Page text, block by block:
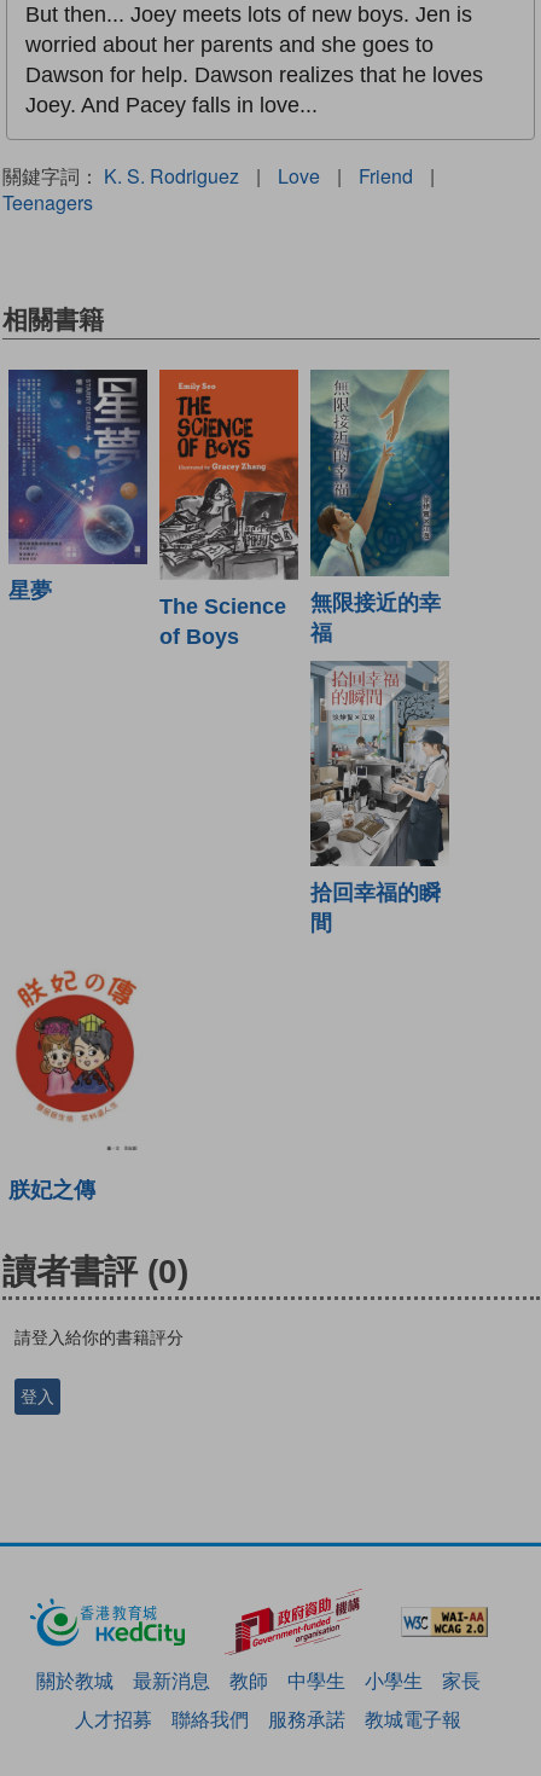
But then... Joey meets lots of new boys. Jen is
worried about her parents and she goes to
Dawson for help. Dawson realizes that he loves
Joey. And Pacey falls in love...
關鍵字詞： K. S. Rodriguez | Love | Friend
|
Teenagers
相關書籍
星夢
The Science
of Boys
無限接近的幸
福
拾回幸福的瞬
間
朕妃之傳
讀者書評 (0)
請登入給你的書籍評分
登入
關於教城 最新消息 教師 中學生 小學生
家長
人才招募
聯絡我們 服務承諾 教城電子報